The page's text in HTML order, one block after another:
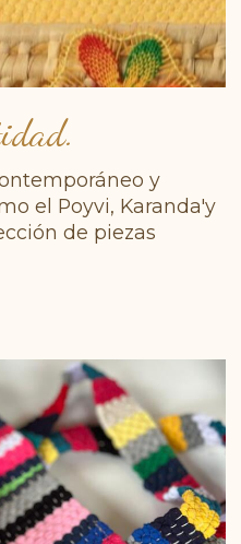
y
el Poyvi, Karanda'y
de piezas